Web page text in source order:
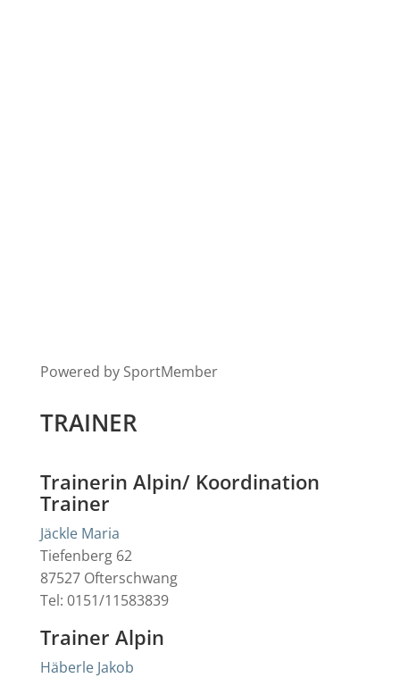
Powered by SportMember
TRAINER
Trainerin Alpin/ Koordination
Trainer
Jäckle Maria
Tiefenberg 62
87527 Ofterschwang
Tel: 0151/11583839
Trainer Alpin
Häberle Jakob